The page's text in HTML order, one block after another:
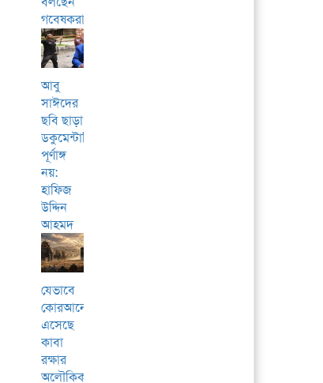
গবেষকরা
আবু
সাঈদের
ছবি ছাড়া
ডকুমেন্টারি
পূর্ণাঙ্গ
নয়:
হাফিজ
উদ্দিন
আহমদ
যেভাবে
কোরআনে
এসেছে
কাবা
রক্ষার
অলৌকিক